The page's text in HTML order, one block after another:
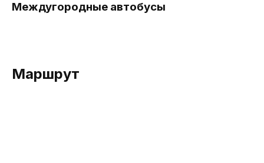
Междугородные автобусы
Маршрут